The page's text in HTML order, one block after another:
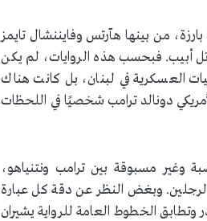
من بينها هآرتس وفايننشال تايمز
أبيب. فبحسب هذه الروايات، لم يكن
العسكرية في لبنان، بل كانت هناك
دونالد ترامب شخصيًا في اللحظات
وغير مسبوقة بين ترامب ونتنياهو،
وبغض النظر عن دقة كل عبارة
وتطابق الخطوط العامة للرواية يشيران